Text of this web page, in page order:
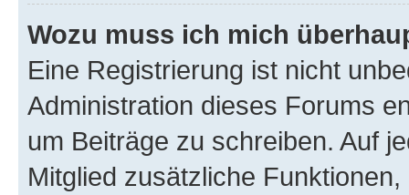
Wozu muss ich mich
Eine Registrierung ist nicht
Administration dieses Forums
um Beiträge zu schreiben. Auf
Mitglied zusätzliche